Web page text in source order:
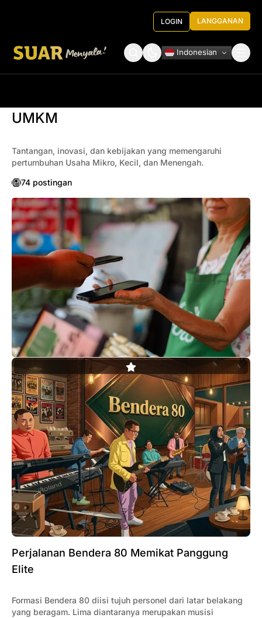
LOGIN LANGGANAN
Indonesian
UMKM
Tantangan, inovasi, dan kebijakan yang memengaruhi
pertumbuhan Usaha Mikro, Kecil, dan Menengah.
74 postingan
Perjalanan Bendera 80 Memikat Panggung
Elite
Formasi Bendera 80 diisi tujuh personel dari latar belakang
yang beragam. Lima diantaranya merupakan musisi